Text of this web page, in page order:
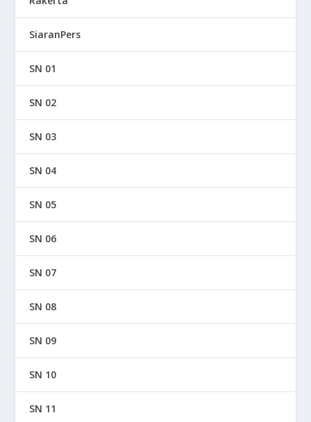
SiaranPers
SN 01
SN 02
SN 03
SN 04
SN 05
SN 06
SN 07
SN 08
SN 09
SN 10
SN 11